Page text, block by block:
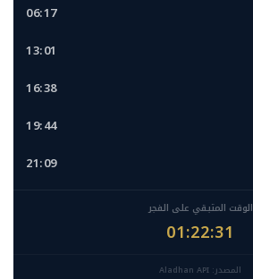
06:17
13:01
16:38
19:44
21:09
الوقت المتبقي على الفجر
01:22:29
المصدر: Aladhan API